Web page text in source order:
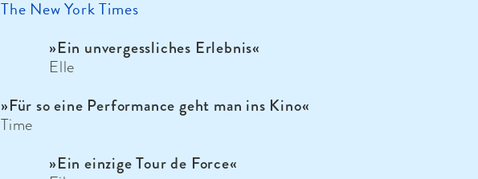
The New York Times
»Ein unvergessliches Erlebnis«
Elle
»Für so eine Performance geht man ins Kino«
Time
»Ein einzige Tour de Force«